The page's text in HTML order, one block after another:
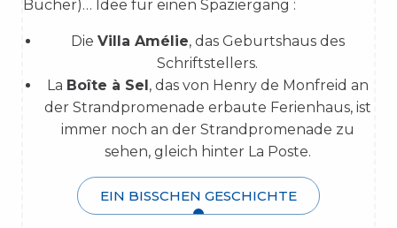
Bücher)… Idee für einen Spaziergang :
Die Villa Amélie, das Geburtshaus des
Schriftstellers.
La Boîte à Sel, das von Henry de Monfreid an
der Strandpromenade erbaute Ferienhaus, ist
immer noch an der Strandpromenade zu
sehen, gleich hinter La Poste.
EIN BISSCHEN GESCHICHTE